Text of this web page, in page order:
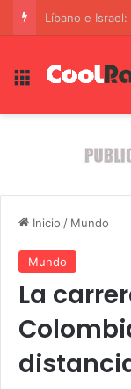
Menú
Inicio / Mundo
Mundo
La